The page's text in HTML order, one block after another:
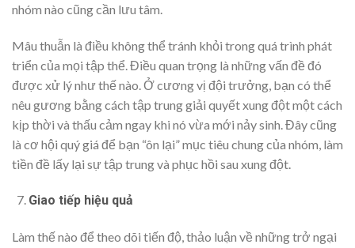
nhóm nào cũng cần lưu tâm.
Mâu thuẫn là điều không thể tránh khỏi trong quá trình phát
triển của mọi tập thể. Điều quan trọng là những vấn đề đó
được xử lý như thế nào. Ở cương vị đội trưởng, bạn có thể
nêu gương bằng cách tập trung giải quyết xung đột một cách
kịp thời và thấu cảm ngay khi nó vừa mới nảy sinh. Đây cũng
là cơ hội quý giá để bạn “ôn lại” mục tiêu chung của nhóm, làm
tiền đề lấy lại sự tập trung và phục hồi sau xung đột.
Giao tiếp hiệu quả
Làm thế nào để theo dõi tiến độ, thảo luận về những trở ngại